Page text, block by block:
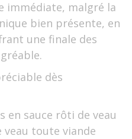
immédiate, malgré la
bien présente, en
une finale des
dès
en sauce rôti de veau
toute viande